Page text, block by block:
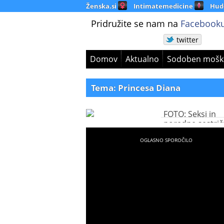
Ženska.si Intimatemedicine
Pridružite se nam na
twitter
Domov Aktualno Sodoben
Tema: Princesa Diana
FOTO: Seksi in
poredne